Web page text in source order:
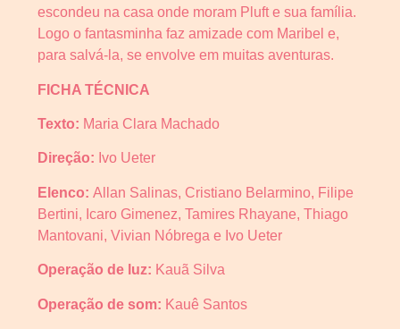
escondeu na casa onde moram Pluft e sua família.
Logo o fantasminha faz amizade com Maribel e,
para salvá-la, se envolve em muitas aventuras.
FICHA TÉCNICA
Texto: Maria Clara Machado
Direção: Ivo Ueter
Elenco: Allan Salinas, Cristiano Belarmino, Filipe
Bertini, Icaro Gimenez, Tamires Rhayane, Thiago
Mantovani, Vivian Nóbrega e Ivo Ueter
Operação de luz: Kauã Silva
Operação de som: Kauê Santos